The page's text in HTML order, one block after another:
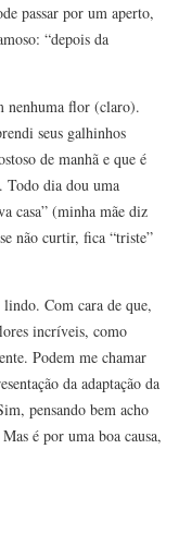
passar por um aperto,
“depois da
nenhuma flor (claro).
seus galhinhos
de manhã e que é
Todo dia dou uma
casa” (minha mãe diz
não curtir, fica “triste”
Com cara de que,
incríveis, como
Podem me chamar
da adaptação da
pensando bem acho
é por uma boa causa,